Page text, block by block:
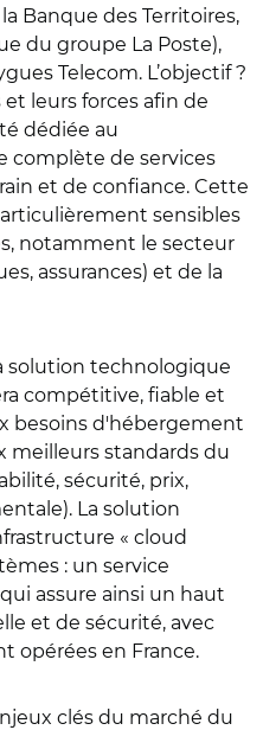
Banque des Territoires,
du groupe La Poste),
Telecom. L’objectif ?
leurs forces afin de
dédiée au
complète de services
et de confiance. Cette
sensibles
notamment le secteur
assurances) et de la
solution technologique
compétitive, fiable et
besoins d'hébergement
meilleurs standards du
sécurité, prix,
La solution
« cloud
: un service
assure ainsi un haut
et de sécurité, avec
opérées en France.
clés du marché du